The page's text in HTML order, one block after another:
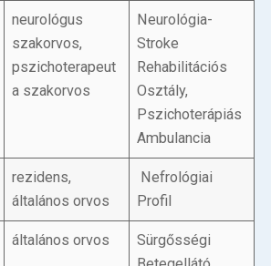
neurológus
szakorvos,
pszichoterapeut
a szakorvos
Neurológia-
Stroke
Rehabilitációs
Osztály,
Pszichoterápiás
Ambulancia
rezidens,
általános orvos
Nefrológiai
Profil
általános orvos
Sürgősségi